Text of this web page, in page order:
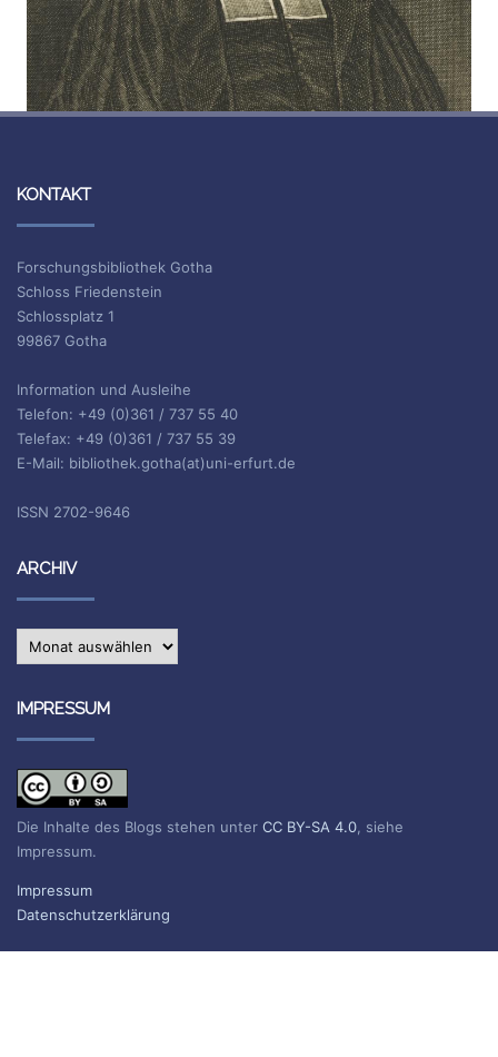
KONTAKT
Forschungsbibliothek Gotha
Schloss Friedenstein
Schlossplatz 1
99867 Gotha
Information und Ausleihe
Telefon: +49 (0)361 / 737 55 40
Telefax: +49 (0)361 / 737 55 39
E-Mail: bibliothek.gotha(at)uni-erfurt.de
ISSN 2702-9646
ARCHIV
Archiv
IMPRESSUM
Die Inhalte des Blogs stehen unter CC BY-SA 4.0, siehe
Impressum.
Impressum
Datenschutzerklärung